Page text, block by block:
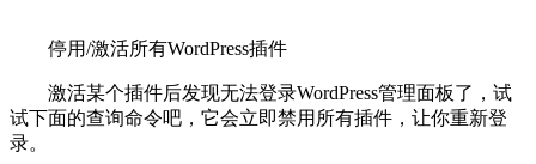
停用/激活所有WordPress插件
激活某个插件后发现无法登录WordPress管理面板了，试
试下面的查询命令吧，它会立即禁用所有插件，让你重新登
录。